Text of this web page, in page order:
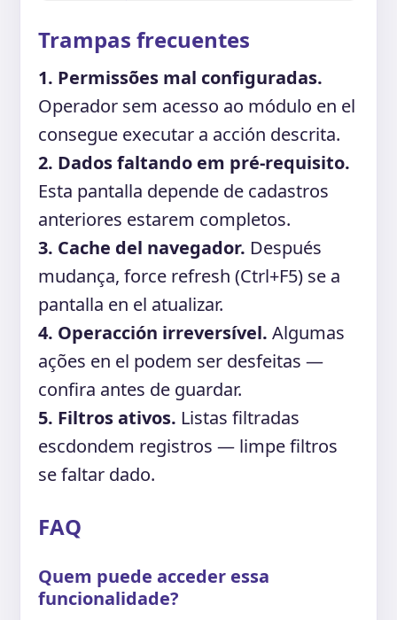
Trampas frecuentes
1. Permissões mal configuradas.
Operador sem acesso ao módulo en el
consegue executar a acción descrita.
2. Dados faltando em pré-requisito.
Esta pantalla depende de cadastros
anteriores estarem completos.
3. Cache del navegador. Después
mudança, force refresh (Ctrl+F5) se a
pantalla en el atualizar.
4. Operacción irreversível. Algumas
ações en el podem ser desfeitas —
confira antes de guardar.
5. Filtros ativos. Listas filtradas
escdondem registros — limpe filtros
se faltar dado.
FAQ
Quem puede acceder essa
funcionalidade?